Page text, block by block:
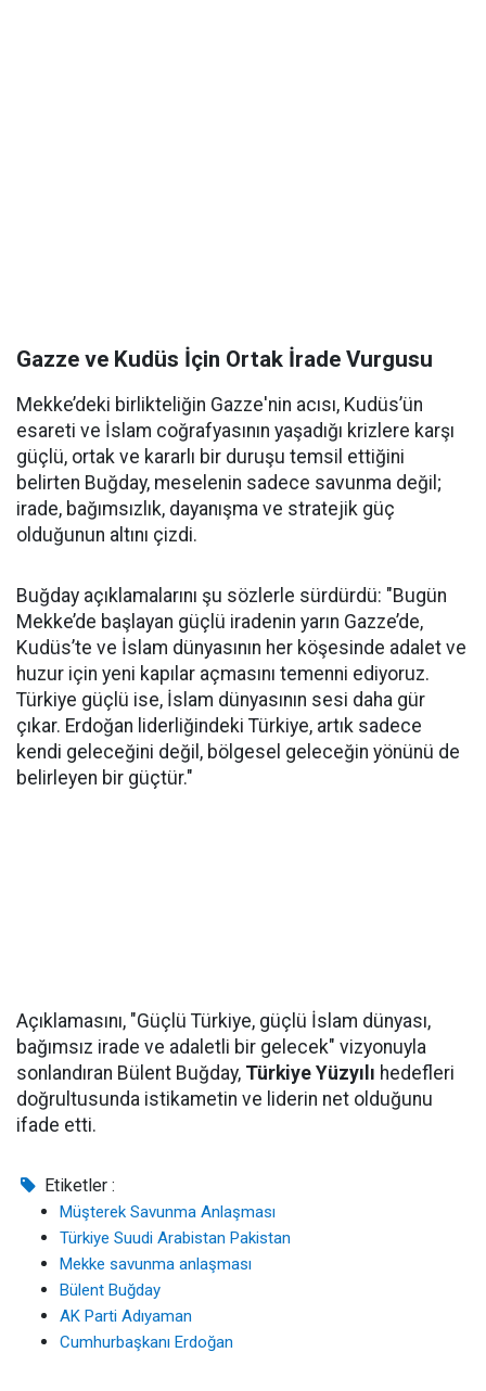
Gazze ve Kudüs İçin Ortak İrade Vurgusu
Mekke’deki birlikteliğin Gazze'nin acısı, Kudüs’ün
esareti ve İslam coğrafyasının yaşadığı krizlere karşı
güçlü, ortak ve kararlı bir duruşu temsil ettiğini
belirten Buğday, meselenin sadece savunma değil;
irade, bağımsızlık, dayanışma ve stratejik güç
olduğunun altını çizdi.
Buğday açıklamalarını şu sözlerle sürdürdü: "Bugün
Mekke’de başlayan güçlü iradenin yarın Gazze’de,
Kudüs’te ve İslam dünyasının her köşesinde adalet ve
huzur için yeni kapılar açmasını temenni ediyoruz.
Türkiye güçlü ise, İslam dünyasının sesi daha gür
çıkar. Erdoğan liderliğindeki Türkiye, artık sadece
kendi geleceğini değil, bölgesel geleceğin yönünü de
belirleyen bir güçtür."
Açıklamasını, "Güçlü Türkiye, güçlü İslam dünyası,
bağımsız irade ve adaletli bir gelecek" vizyonuyla
sonlandıran Bülent Buğday, Türkiye Yüzyılı hedefleri
doğrultusunda istikametin ve liderin net olduğunu
ifade etti.
Etiketler :
Müşterek Savunma Anlaşması
Türkiye Suudi Arabistan Pakistan
Mekke savunma anlaşması
Bülent Buğday
AK Parti Adıyaman
Cumhurbaşkanı Erdoğan